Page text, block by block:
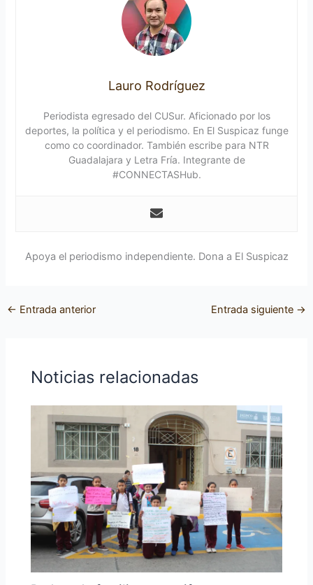
Lauro Rodríguez
Periodista egresado del CUSur. Aficionado por los
deportes, la política y el periodismo. En El Suspicaz funge
como co coordinador. También escribe para NTR
Guadalajara y Letra Fría. Integrante de
#CONNECTASHub.
Apoya el periodismo independiente. Dona a El Suspicaz
← Entrada anterior Entrada siguiente →
Noticias relacionadas